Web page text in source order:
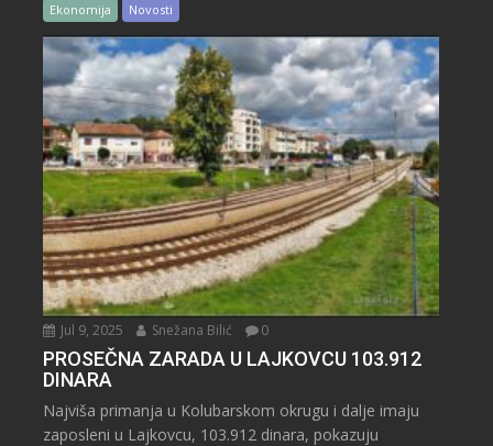
Ekonomija Novosti
Jul 9, 2025 Snežana Bilić 0
PROSEČNA ZARADA U LAJKOVCU 103.912
DINARA
Najviša primanja u Kolubarskom okrugu i dalje imaju
zaposleni u Lajkovcu, 103.912 dinara, pokazuju